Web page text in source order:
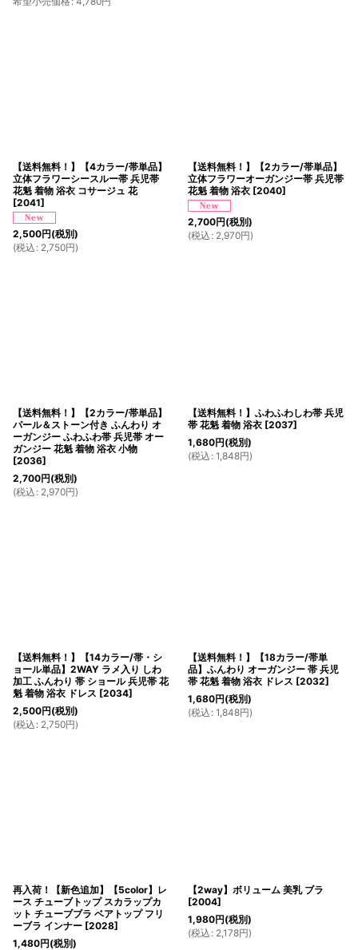
【送料無料！】【4カラー/帯単品】
立体フラワーシースルー帯 兵児帯
花魁 着物 浴衣 コサージュ 花
[2041]
2,500円(税別)
(税込 : 2,750円)
【送料無料！】【2カラー/帯単品】
立体フラワーオーガンジー帯 兵児帯
花魁 着物 浴衣 [2040]
2,700円(税別)
(税込 : 2,970円)
【送料無料！】【2カラー/帯単品】
パール＆ストーン付き ふんわり オ
ーガンジー ふわふわ帯 兵児帯 オー
ガンジー 花魁 着物 浴衣 小物
[2036]
2,700円(税別)
(税込 : 2,970円)
【送料無料！】ふわふわしわ帯 兵児
帯 花魁 着物 浴衣 [2037]
1,680円(税別)
(税込 : 1,848円)
【送料無料！】【14カラー/帯・シ
ョール単品】2WAY ラメ入り しわ
加工 ふんわり 帯 ショール 兵児帯 花
魁 着物 浴衣 ドレス [2034]
2,500円(税別)
(税込 : 2,750円)
【送料無料！】【18カラー/帯単
品】ふんわり オーガンジー 帯 兵児
帯 花魁 着物 浴衣 ドレス [2032]
1,680円(税別)
(税込 : 1,848円)
再入荷！【新色追加】【5color】レ
ース チューブトップ スカラップカ
ット チューブブラ ベアトップ フリ
ーブラ インナー [2028]
1,480円(税別)
【2way】ボリューム 美乳 ブラ
[2004]
1,980円(税別)
(税込 : 2,178円)